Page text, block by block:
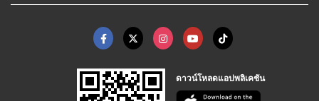
ดาวน์โหลดแอปพลิเคชัน